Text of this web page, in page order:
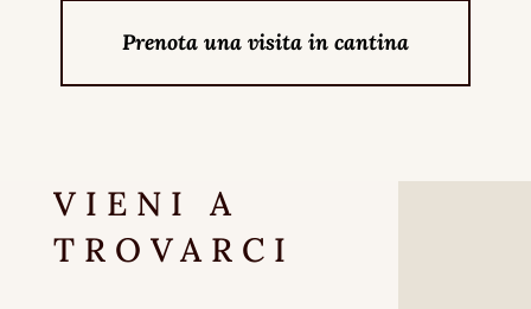
Prenota una visita in cantina
VIENI A
TROVARCI